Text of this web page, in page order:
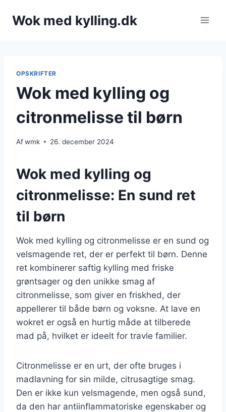
Wok med kylling.dk
OPSKRIFTER
Wok med kylling og
citronmelisse til børn
Afwmk 26. december 2024
Wok med kylling og
citronmelisse: En sund ret
til børn
Wok med kylling og citronmelisse er en sund og
velsmagende ret, der er perfekt til børn. Denne
ret kombinerer saftig kylling med friske
grøntsager og den unikke smag af
citronmelisse, som giver en friskhed, der
appellerer til både børn og voksne. At lave en
wokret er også en hurtig måde at tilberede
mad på, hvilket er ideelt for travle familier.
Citronmelisse er en urt, der ofte bruges i
madlavning for sin milde, citrusagtige smag.
Den er ikke kun velsmagende, men også sund,
da den har antiinflammatoriske egenskaber og